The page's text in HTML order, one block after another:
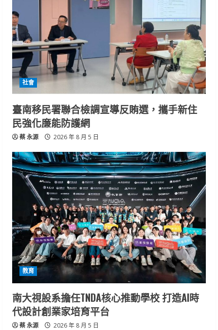
社會
臺南移民署聯合檢調宣導反賄選，攜手新住
民強化廉能防護網
蔡 永源 2026 年 8 月 5 日
教育
南大視設系擔任TNDA核心推動學校 打造AI時
代設計創業家培育平台
蔡 永源 2026 年 8 月 5 日